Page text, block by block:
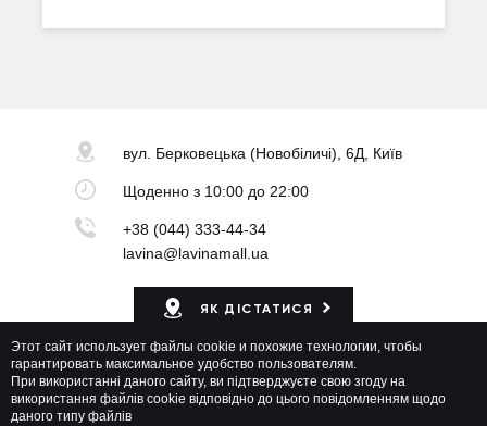
вул. Берковецька (Новобіличі), 6Д, Київ
Щоденноз 10:00 до 22:00
+38 (044) 333-44-34
lavina@lavinamall.ua
ЯК ДІСТАТИСЯ
Мапа ТРЦ
Этот сайт использует файлы cookie и похожие технологии, чтобы
гарантировать максимальное удобство пользователям.
При використанні даного сайту, ви підтверджуєте свою згоду на
використання файлів cookie відповідно до цього повідомленням щодо
даного типу файлів